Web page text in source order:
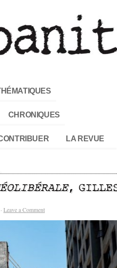
CHRONIQUES
LA REVUE
,
Leave a Comment